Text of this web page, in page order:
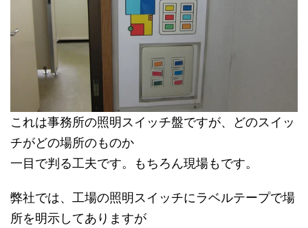
これは事務所の照明スイッチ盤ですが、どのスイッ
チがどの場所のものか
一目で判る工夫です。もちろん現場もです。
弊社では、工場の照明スイッチにラベルテープで場
所を明示してありますが